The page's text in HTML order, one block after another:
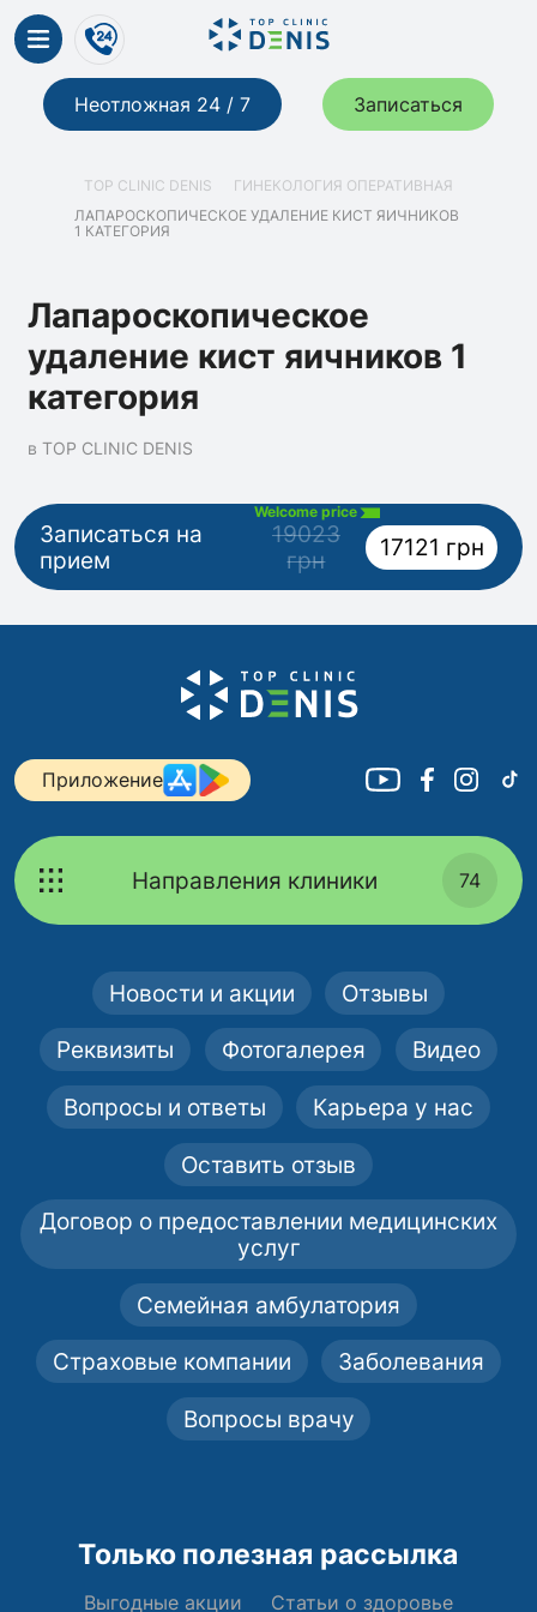
Неотложная 24 / 7 Записаться
TOP CLINIC DENIS
ГИНЕКОЛОГИЯ ОПЕРАТИВНАЯ
ЛАПАРОСКОПИЧЕСКОЕ УДАЛЕНИЕ КИСТ ЯИЧНИКОВ
1 КАТЕГОРИЯ
Лапароскопическое
удаление кист яичников 1
категория
в TOP CLINIC DENIS
Записаться на
прием
Welcome price
19023
грн
17121 грн
Приложение
Направления клиники 74
Новости и акции Отзывы
Реквизиты Фотогалерея Видео
Вопросы и ответы Карьера у нас
Оставить отзыв
Договор о предоставлении медицинских
услуг
Семейная амбулатория
Страховые компании Заболевания
Вопросы врачу
Только полезная рассылка
Выгодные акции Статьи о здоровье